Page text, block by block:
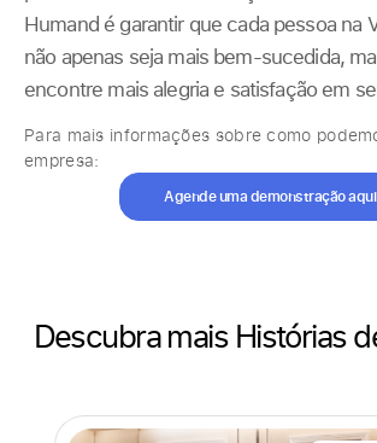
Humand é garantir que cada pessoa na
não apenas seja mais bem-sucedida,
encontre mais alegria e satisfação em
Para mais informações sobre como
empresa:
Agende uma demonstração aqui
Descubra mais Histórias